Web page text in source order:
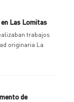
Las Lomitas
trabajos
originaria La
de